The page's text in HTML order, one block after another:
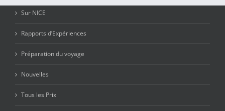
Sur NICE
Rapports d’Expériences
Préparation du voyage
Nouvelles
Tous les Prix